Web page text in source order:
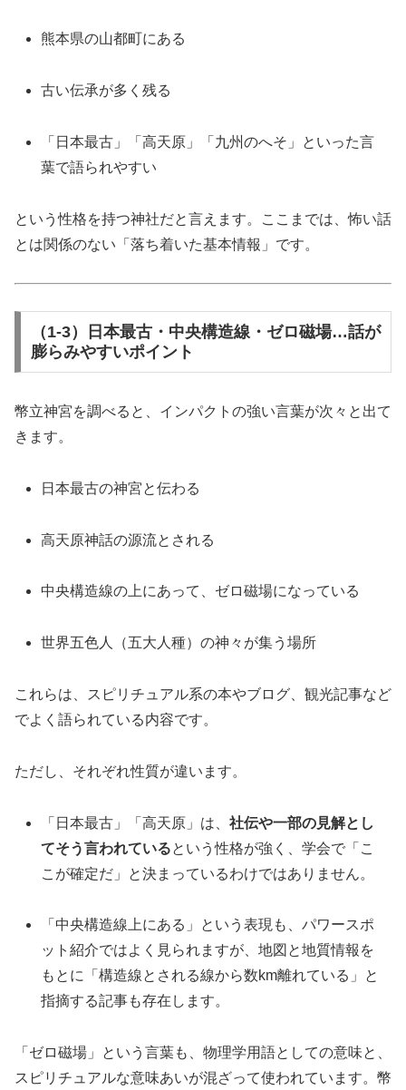
熊本県の山都町にある
古い伝承が多く残る
「日本最古」「高天原」「九州のへそ」といった言
葉で語られやすい
という性格を持つ神社だと言えます。ここまでは、怖い話
とは関係のない「落ち着いた基本情報」です。
（1-3）日本最古・中央構造線・ゼロ磁場…話が
膨らみやすいポイント
幣立神宮を調べると、インパクトの強い言葉が次々と出て
きます。
日本最古の神宮と伝わる
高天原神話の源流とされる
中央構造線の上にあって、ゼロ磁場になっている
世界五色人（五大人種）の神々が集う場所
これらは、スピリチュアル系の本やブログ、観光記事など
でよく語られている内容です。
ただし、それぞれ性質が違います。
「日本最古」「高天原」は、社伝や一部の見解とし
てそう言われているという性格が強く、学会で「こ
こが確定だ」と決まっているわけではありません。
「中央構造線上にある」という表現も、パワースポ
ット紹介ではよく見られますが、地図と地質情報を
もとに「構造線とされる線から数km離れている」と
指摘する記事も存在します。
「ゼロ磁場」という言葉も、物理学用語としての意味と、
スピリチュアルな意味あいが混ざって使われています。幣